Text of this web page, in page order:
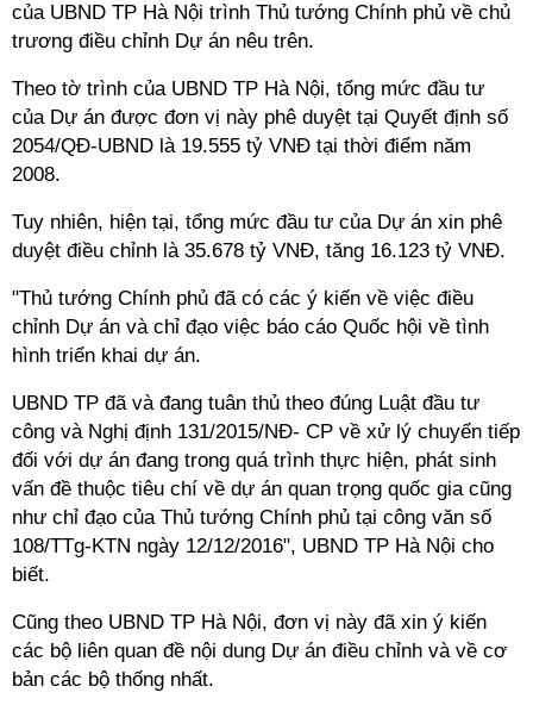
của UBND TP Hà Nội trình Thủ tướng Chính phủ về chủ
trương điều chỉnh Dự án nêu trên.
Theo tờ trình của UBND TP Hà Nội, tổng mức đầu tư
của Dự án được đơn vị này phê duyệt tại Quyết định số
2054/QĐ-UBND là 19.555 tỷ VNĐ tại thời điểm năm
2008.
Tuy nhiên, hiện tại, tổng mức đầu tư của Dự án xin phê
duyệt điều chỉnh là 35.678 tỷ VNĐ, tăng 16.123 tỷ VNĐ.
"Thủ tướng Chính phủ đã có các ý kiến về việc điều
chỉnh Dự án và chỉ đạo việc báo cáo Quốc hội về tình
hình triển khai dự án.
UBND TP đã và đang tuân thủ theo đúng Luật đầu tư
công và Nghị định 131/2015/NĐ- CP về xử lý chuyển tiếp
đối với dự án đang trong quá trình thực hiện, phát sinh
vấn đề thuộc tiêu chí về dự án quan trọng quốc gia cũng
như chỉ đạo của Thủ tướng Chính phủ tại công văn số
108/TTg-KTN ngày 12/12/2016", UBND TP Hà Nội cho
biết.
Cũng theo UBND TP Hà Nội, đơn vị này đã xin ý kiến
các bộ liên quan đề nội dung Dự án điều chỉnh và về cơ
bản các bộ thống nhất.